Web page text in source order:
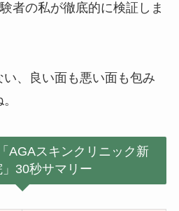
者の私が徹底的に検証しま
、良い面も悪い面も包み
AGAスキンクリニック新
30秒サマリー